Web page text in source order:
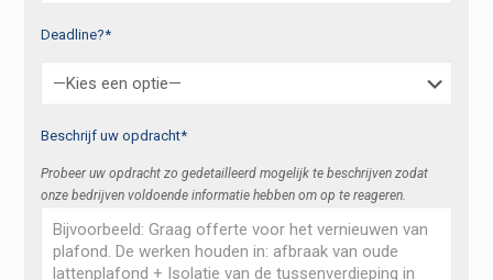
Deadline?*
Beschrijf uw opdracht*
Probeer uw opdracht zo gedetailleerd mogelijk te beschrijven zodat
onze bedrijven voldoende informatie hebben om op te reageren.